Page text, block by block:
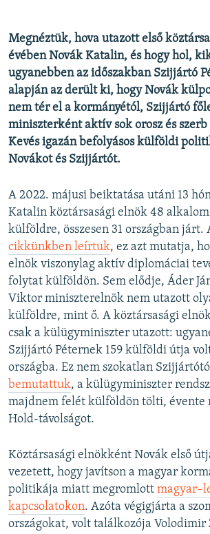
Valamennyi RFE/RL weboldal
Megnéztük, hova utazott első
évében Novák Katalin, és hogy hol,
ugyanebben az időszakban Szijjártó
alapján az derült ki, hogy Novák
nem tér el a kormányétól, Szijjártó
miniszterként aktív sok orosz és
Kevés igazán befolyásos külföldi
Novákot és Szijjártót.
A 2022. májusi beiktatása utáni 13
Katalin köztársasági elnök 48
külföldre, összesen 31 országban járt.
cikkünkben leírtuk, ez azt mutatja,
elnök viszonylag aktív diplomáciai
folytat külföldön. Sem elődje, Áder
Viktor miniszterelnök nem utazott
külföldre, mint ő. A köztársasági
csak a külügyminiszter utazott:
Szijjártó Péternek 159 külföldi útja
országba. Ez nem szokatlan
bemutattuk, a külügyminiszter
majdnem felét külföldön tölti, évente
Hold-távolságot.
Köztársasági elnökként Novák első
vezetett, hogy javítson a magyar
politikája miatt megromlott
kapcsolatokon. Azóta végigjárta a
országokat, volt találkozója